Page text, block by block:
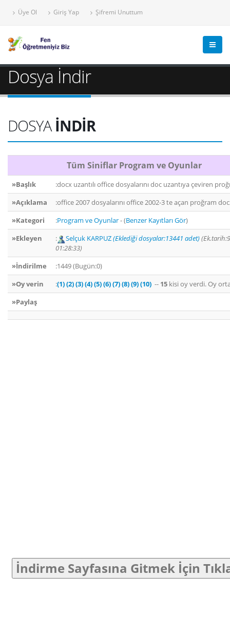
Üye Ol Giriş Yap Şifremi Unuttum
Dosya İndir
DOSYAİNDİR
Tüm Siniflar Program ve Oyunlar
»Başlık
:docx uzantılı office dosyalarını doc uzantıya çeviren
»Açıklama
:office 2007 dosyalarını office 2002-3 te açan proğram
»Kategori
:Program ve Oyunlar- (Benzer Kayıtları Gör)
»Ekleyen
: Selçuk KARPUZ(Eklediği dosyalar:13441 adet)
01:28:33)
»İndirilme
:1449 (Bugün:0)
»Oy verin
:(1)(2)(3)(4)(5)(6)(7)(8)(9)(10) -- 15 kisi oy verdi. Oy
»Paylaş